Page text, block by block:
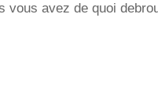
vous avez de quoi